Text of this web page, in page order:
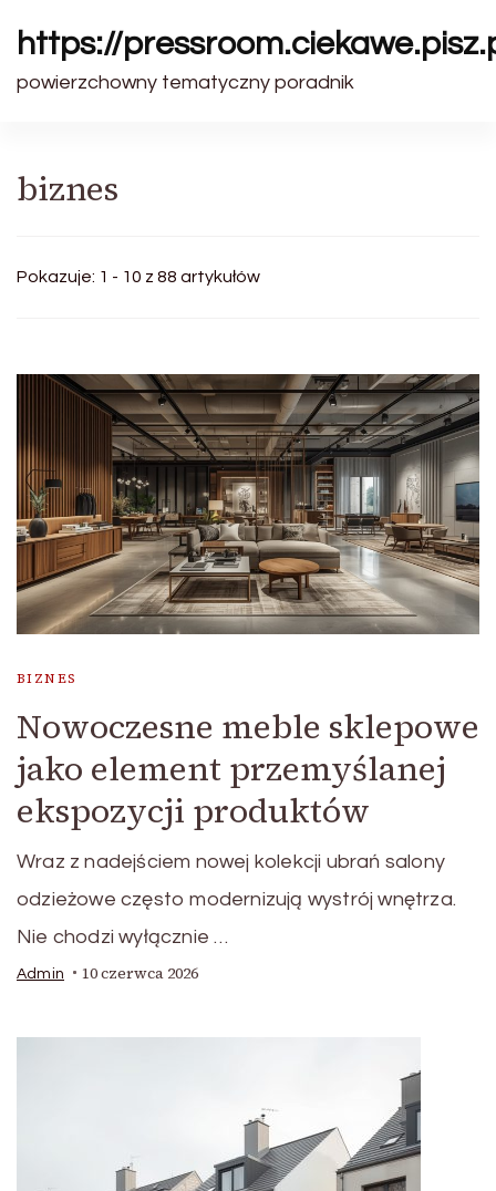
https://
powierzchowny tematyczny poradnik
biznes
Pokazuje: 1 - 10 z 88 artykułów
BIZNES
Nowoczesne meble sklepowe
jako element przemyślanej
ekspozycji produktów
Wraz z nadejściem nowej kolekcji ubrań salony
odzieżowe często modernizują wystrój wnętrza.
Nie chodzi wyłącznie …
Admin 10 czerwca 2026